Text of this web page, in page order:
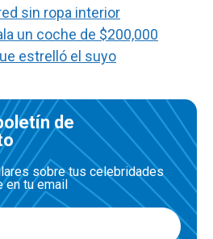
sin ropa interior
un coche de $200,000
estrelló el suyo
de
sobre tus celebridades
en tu email